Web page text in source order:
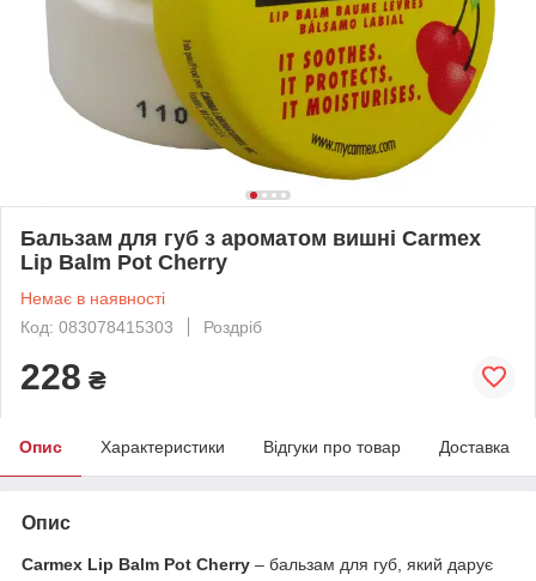
Бальзам для губ з ароматом вишні Carmex
Lip Balm Pot Cherry
Немає в наявності
Код: 083078415303
Роздріб
228 ₴
Опис Характеристики Відгуки про товар Доставка
Опис
Carmex Lip Balm Pot Cherry – бальзам для губ, який дарує